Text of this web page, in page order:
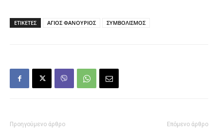
ΕΤΙΚΕΤΕΣ ΑΓΙΟΣ ΦΑΝΟΥΡΙΟΣ ΣΥΜΒΟΛΙΣΜΟΣ
Προηγούμενο άρθρο Επόμενο άρθρο